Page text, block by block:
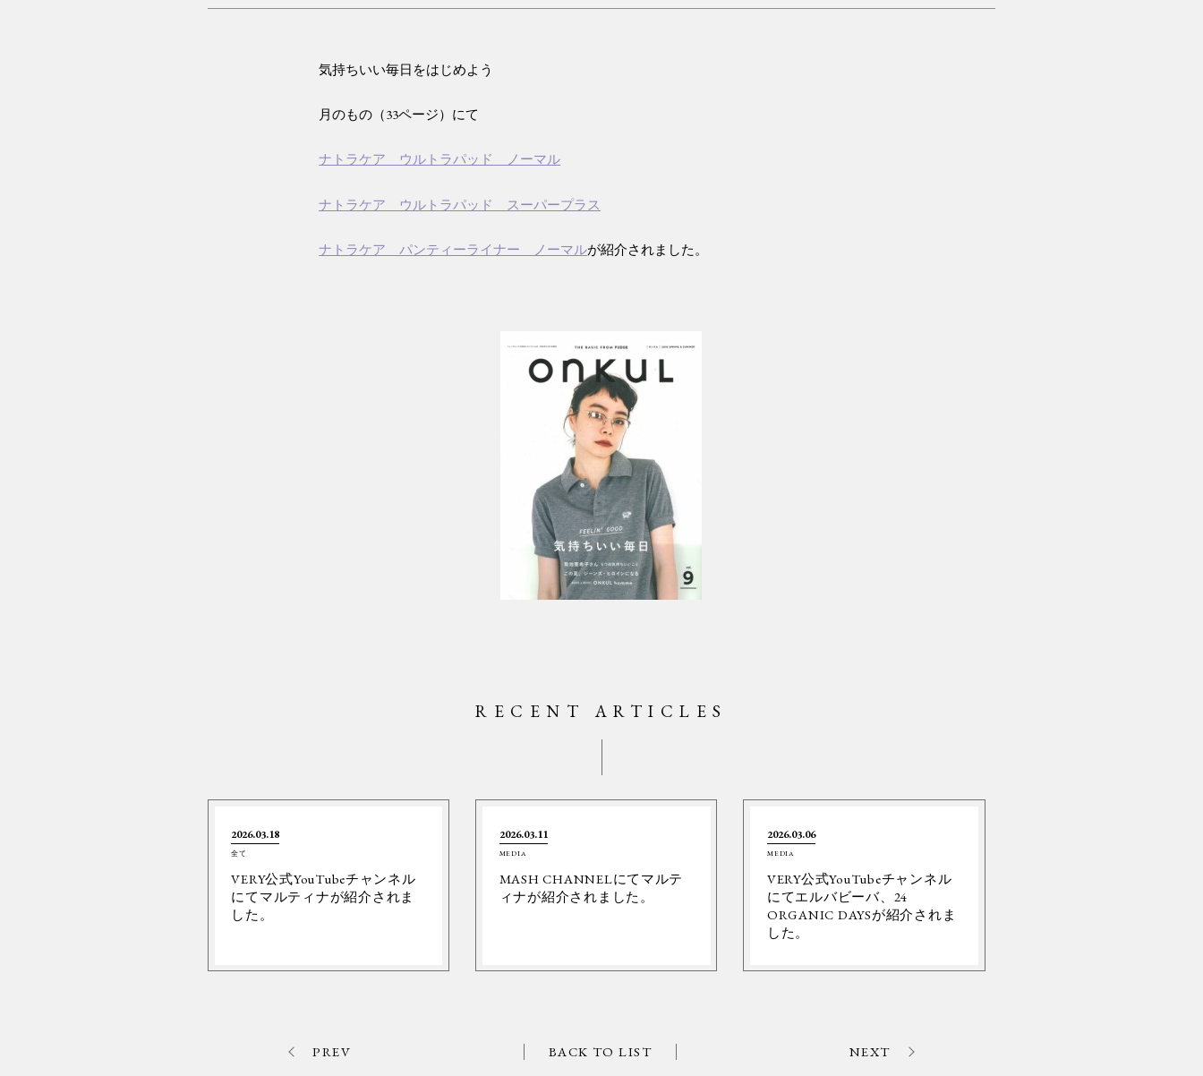
気持ちいい毎日をはじめよう
月のもの（33ページ）にて
ナトラケア ウルトラパッド ノーマル
ナトラケア ウルトラパッド スーパープラス
ナトラケア パンティーライナー ノーマルが紹介されました。
RECENT ARTICLES
2026.03.18
全て
VERY公式YouTubeチャンネル
にてマルティナが紹介されま
した。
2026.03.11
MEDIA
MASH CHANNELにてマルテ
ィナが紹介されました。
2026.03.06
MEDIA
VERY公式YouTubeチャンネル
にてエルバビーバ、24
ORGANIC DAYSが紹介されま
した。
PREV BACK TO LIST NEXT